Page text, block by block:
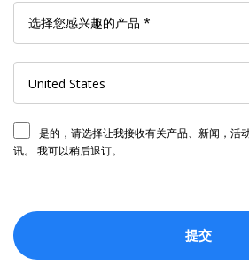
是的，请选择让我接收有关产品、新闻，活
讯。 我可以稍后退订。